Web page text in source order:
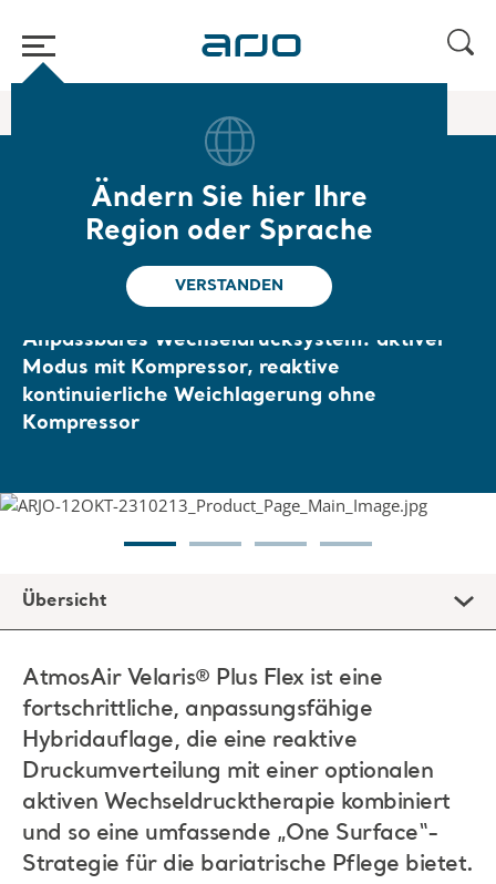
Ändern Sie hier Ihre
Region oder Sprache
VERSTANDEN
AtmosAir Velaris Plus Flex
AtmosAir Velaris Plus
Für Pflegebedürftige bis 454 kg.
Anpassbares Wechseldrucksystem: aktiver
Modus mit Kompressor, reaktive
kontinuierliche Weichlagerung ohne
Kompressor
Übersicht
AtmosAir Velaris® Plus Flex ist eine
fortschrittliche, anpassungsfähige
Hybridauflage, die eine reaktive
Druckumverteilung mit einer optionalen
aktiven Wechseldrucktherapie kombiniert
und so eine umfassende „One Surface“-
Strategie für die bariatrische Pflege bietet.